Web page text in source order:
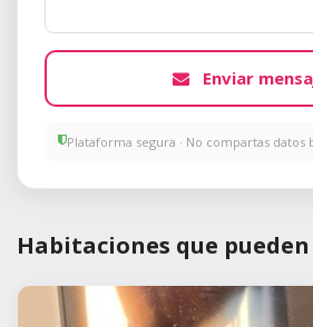
Enviar
Plataforma segura · No compartas datos
Habitaciones que